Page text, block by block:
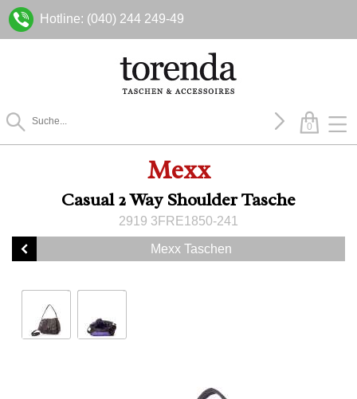
Hotline: (040) 244 249-49
0
Mexx
Casual 2 Way Shoulder Tasche
2919 3FRE1850-241
Mexx Taschen